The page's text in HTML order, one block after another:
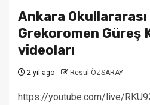
Ankara
Grekoromen Güreş
videoları
2 yıl ago Resul ÖZSARAY
https://youtube.com/live/